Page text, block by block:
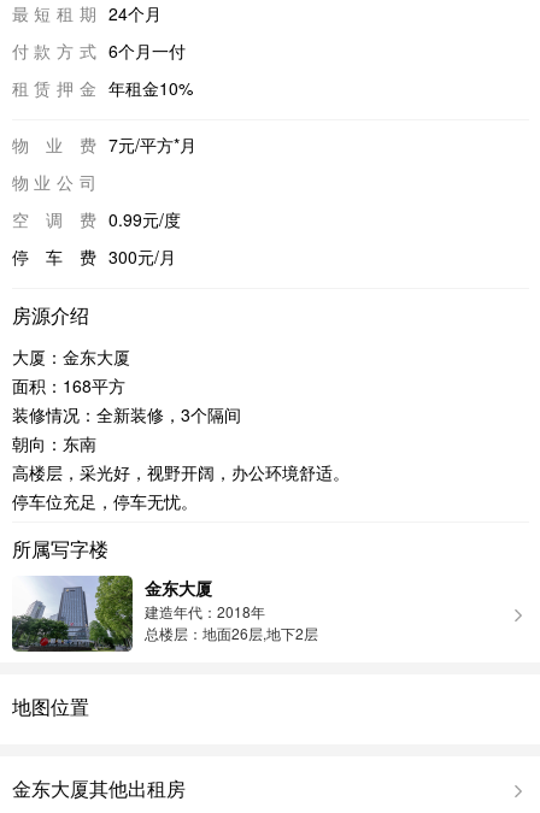
最短租期 24个月
付款方式 6个月一付
租赁押金 年租金10%
物业费 7元/平方*月
物业公司
空调费 0.99元/度
停车费 300元/月
房源介绍
大厦：金东大厦
面积：168平方
装修情况：全新装修，3个隔间
朝向：东南
高楼层，采光好，视野开阔，办公环境舒适。
停车位充足，停车无忧。
所属写字楼
金东大厦
建造年代：2018年
总楼层：地面26层,地下2层
地图位置
金东大厦其他出租房